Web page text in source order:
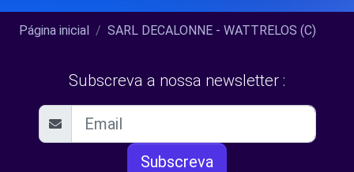
Página inicial SARL DECALONNE - WATTRELOS (C)
Subscreva a nossa newsletter :
Subscreva